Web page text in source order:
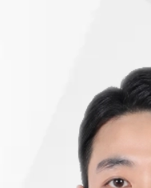
천안음주운전·교통사
천안변호사 업무분야
천안변호사 주요 업
천안 분사무소 오시는
천안변호사상담 상